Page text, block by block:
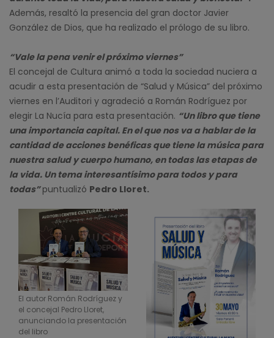
Además, resaltó la presencia del gran doctor Javier
González de Dios, que ha realizado el prólogo de su libro.
“Vale la pena venir el próximo viernes”
El concejal de Cultura animó a toda la sociedad nuciera a
acudir a esta presentación de “Salud y Música” del próximo
viernes en l’Auditori y agradeció a Román Rodríguez por
elegir La Nucía para esta presentación. “Un libro que tiene
una importancia capital. En el que nos va a hablar de la
cantidad de acciones benéficas que tiene la música para
nuestra salud y cuerpo humano, en todas las etapas de
la vida. Un tema interesantísimo para todos y para
todas”puntualizó Pedro Lloret.
El autor Román Rodríguez y
el concejal Pedro Lloret,
anunciando la presentación
del libro